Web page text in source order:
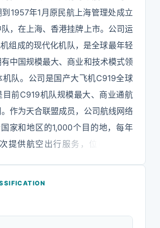
1957年1月原民航上海管理处成立
，在上海、香港挂牌上市。公司运
组成的现代化机队，是全球最年轻
中国规模最大、商业和技术模式领
机队。公司是国产大飞机C919全球
前C919机队规模最大、商业通航
作为天合联盟成员，公司航线网络
家和地区的1,000个目的地，每年
提供航空出行服务，位居全球前
场”双核心枢纽和西安、昆明等区域
有100余个海内外分支机构。公司近